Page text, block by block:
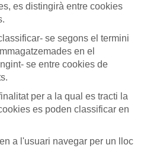
es distingirà entre cookies
se segons el termini
en el
se entre cookies de
per a la qual es tracti la
es poden classificar en
a l'usuari navegar per un lloc